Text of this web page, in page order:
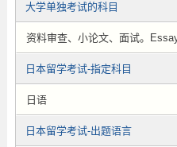
大学单独考试的科目
资料审查、小论文、面试。
日本留学考试-指定科目
日语
日本留学考试-出题语言